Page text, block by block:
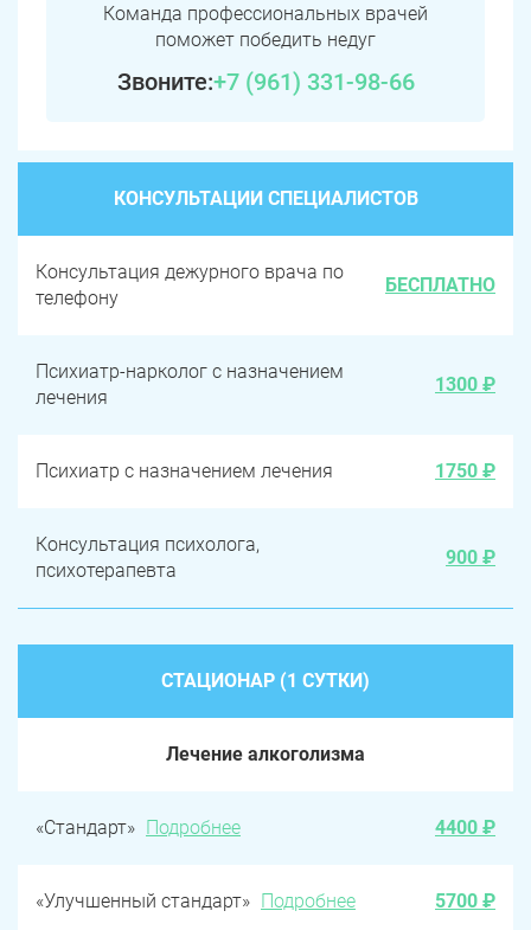
Команда профессиональных врачей
поможет победить недуг
Звоните:+7 (961) 331-98-66
КОНСУЛЬТАЦИИ СПЕЦИАЛИСТОВ
Консультация дежурного врача по
телефону
БЕСПЛАТНО
Психиатр-нарколог с назначением
лечения
1300 ₽
Психиатр с назначением лечения 1750 ₽
Консультация психолога,
психотерапевта
900 ₽
СТАЦИОНАР (1 СУТКИ)
Лечение алкоголизма
«Стандарт» Подробнее 4400 ₽
«Улучшенный стандарт» Подробнее 5700 ₽